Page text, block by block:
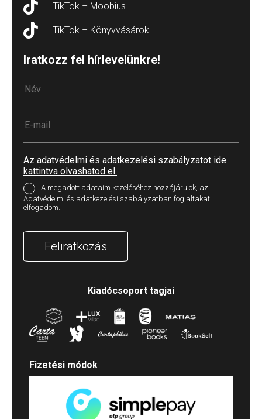
TikTok – Moobius
TikTok – Könyvvásárok
Iratkozz fel hírlevelünkre!
Az adatvédelmi és adatkezelési szabályzatot ide
kattintva olvashatod el.
A megadott adataim kezeléséhez hozzájárulok, az
Adatvédelmi és adatkezelési szabályzatban foglaltakat
elfogadom.
Feliratkozás
Kiadócsoport tagjai
Fizetési módok